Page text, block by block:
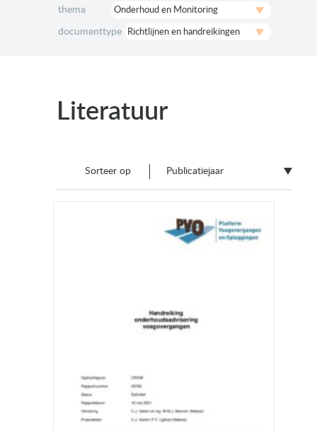
thema
documenttype
Literatuur
Sorteer op Publicatiejaar